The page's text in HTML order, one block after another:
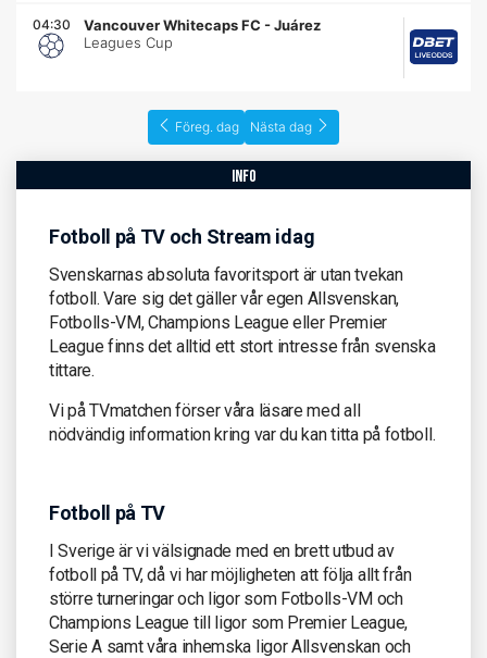
04:30 Vancouver Whitecaps FC -Juárez
Leagues Cup
Föreg. dag Nästa dag
info
Fotboll på TV och Stream idag
Svenskarnas absoluta favoritsport är utan tvekan
fotboll. Vare sig det gäller vår egen Allsvenskan,
Fotbolls-VM, Champions League eller Premier
League finns det alltid ett stort intresse från svenska
tittare.
Vi på TVmatchen förser våra läsare med all
nödvändig information kring var du kan titta på fotboll.
Fotboll på TV
I Sverige är vi välsignade med en brett utbud av
fotboll på TV, då vi har möjligheten att följa allt från
större turneringar och ligor som Fotbolls-VM och
Champions League till ligor som Premier League,
Serie A samt våra inhemska ligor Allsvenskan och